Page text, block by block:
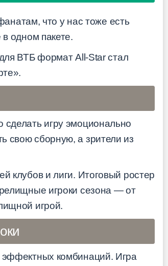
что у нас тоже есть
одном пакете.
ВТБ формат All-Star стал
игру эмоционально
свою сборную, а зрители из
клубов и лиги. Итоговый ростер
игроки сезона — от
игрой.
комбинаций. Игра